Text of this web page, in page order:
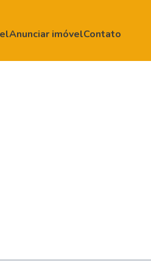
Anunciar imóvelContato